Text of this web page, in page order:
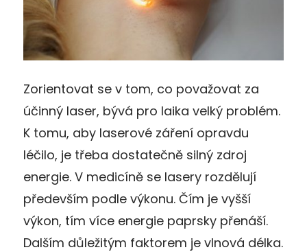
Zorientovat se v tom, co považovat za
účinný laser, bývá pro laika velký problém.
K tomu, aby laserové záření opravdu
léčilo, je třeba dostatečně silný zdroj
energie. V medicíně se lasery rozdělují
především podle výkonu. Čím je vyšší
výkon, tím více energie paprsky přenáší.
Dalším důležitým faktorem je vlnová délka.